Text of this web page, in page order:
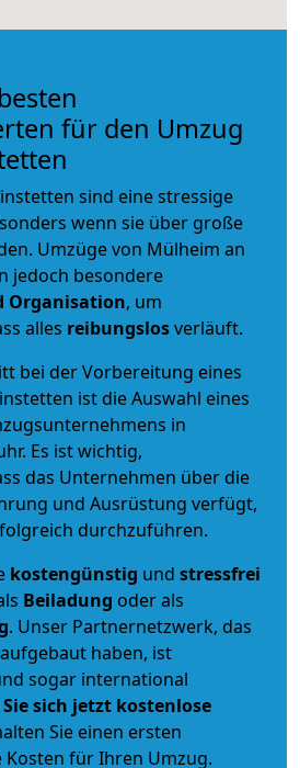
für den Umzug
sind eine stressige
wenn sie über große
Umzüge von Mülheim an
jedoch besondere
Organisation, um
alles reibungslosverläuft.
bei der Vorbereitung eines
ist die Auswahl eines
in
Es ist wichtig,
das Unternehmen über die
und Ausrüstung verfügt,
durchzuführen.
kostengünstig und stressfrei
Beiladung oder als
. Unser Partnernetzwerk, das
haben, ist
sogar international
sich jetzt kostenlose
Sie einen ersten
für Ihren Umzug.